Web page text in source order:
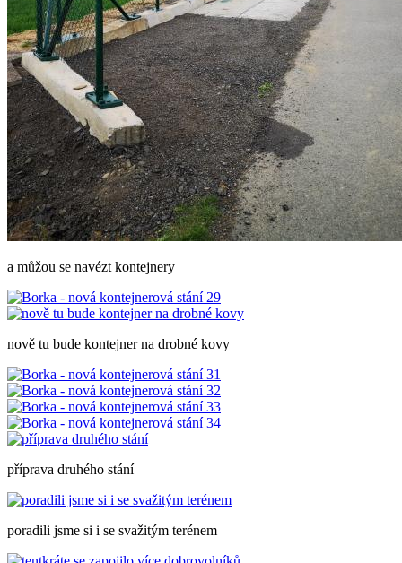
a můžou se navézt kontejnery
nově tu bude kontejner na drobné kovy
příprava druhého stání
poradili jsme si i se svažitým terénem